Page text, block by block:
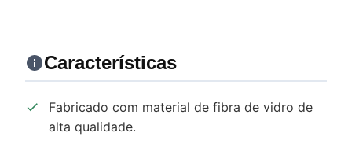
Características
Fabricado com material de fibra de vidro de
alta qualidade.